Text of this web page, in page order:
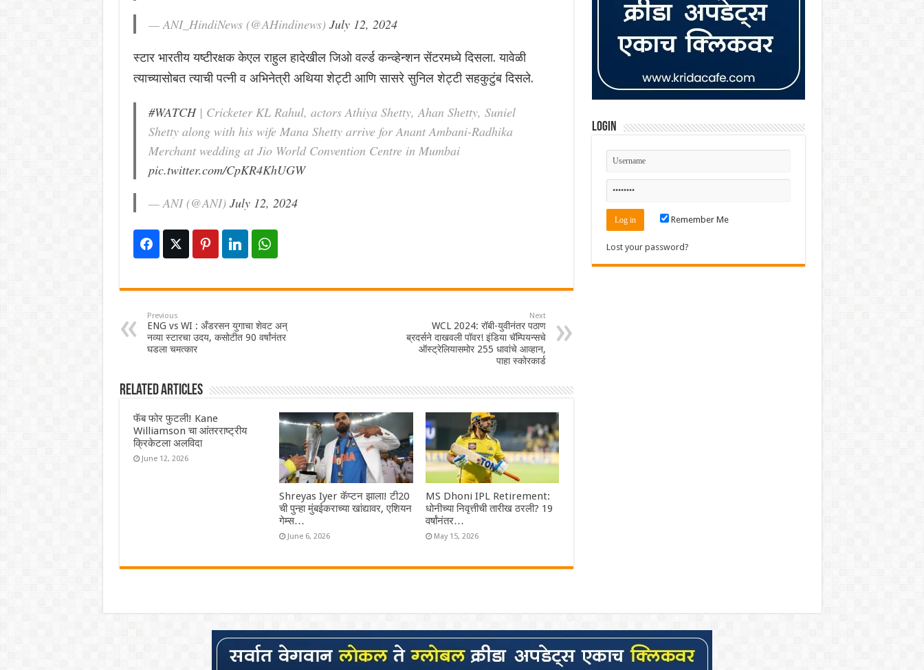
— ANI_HindiNews (@AHindinews) July 12, 2024
स्टार भारतीय यष्टीरक्षक केएल राहुल हादेखील जिओ वर्ल्ड कन्व्हेन्शन सेंटरमध्ये दिसला. यावेळी
त्याच्यासोबत त्याची पत्नी व अभिनेत्री अथिया शेट्टी आणि सासरे सुनिल शेट्टी सहकुटुंब दिसले.
#WATCH| Cricketer KL Rahul, actors Athiya Shetty, Ahan Shetty, Suniel
Shetty along with his wife Mana Shetty arrive for Anant Ambani-Radhika
Merchant wedding at Jio World Convention Centre in Mumbai
pic.twitter.com/CpKR4KhUGW
— ANI (@ANI) July 12, 2024
Previous
ENG vs WI : अँडरसन युगाचा शेवट अन्
नव्या स्टारचा उदय, कसोटीत 90 वर्षांनंतर
घडला चमत्कार
Next
WCL 2024: रॉबी-युवीनंतर पठाण
ब्रदर्सने दाखवली पॉवर! इंडिया चॅम्पियन्सचे
ऑस्ट्रेलियासमोर 255 धावांचे आव्हान,
पाहा स्कोरकार्ड
Related Articles
फॅब फोर फुटली! Kane
Williamson चा आंतरराष्ट्रीय
क्रिकेटला अलविदा
June 12, 2026
Shreyas Iyer कॅप्टन झाला! टी20
ची पुन्हा मुंबईकराच्या खांद्यावर, एशियन
गेम्स…
June 6, 2026
MS Dhoni IPL Retirement:
धोनीच्या निवृत्तीची तारीख ठरली? 19
वर्षांनंतर…
May 15, 2026
Login
Remember Me
Lost your password?